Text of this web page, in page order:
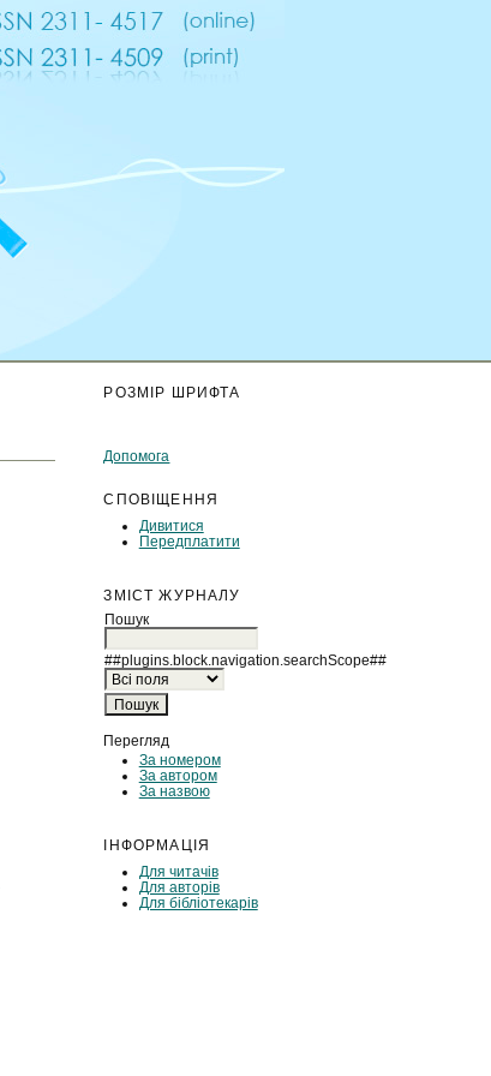
РОЗМІР ШРИФТА
Допомога
СПОВІЩЕННЯ
Дивитися
Передплатити
ЗМІСТ ЖУРНАЛУ
Пошук
##plugins.block.navigation.searchScope##
Перегляд
За номером
За автором
За назвою
ІНФОРМАЦІЯ
Для читачів
Для авторів
Для бібліотекарів